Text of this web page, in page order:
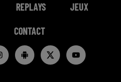
REPLAYS JEUX
CONTACT